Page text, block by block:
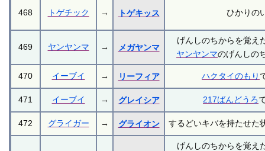
468 トゲチック → トゲキッス ひかりの
469 ヤンヤンマ → メガヤンマ
げんしのちからを覚え
ヤンヤンマのげんしの
470 イーブイ → リーフィア ハクタイのもり
471 イーブイ → グレイシア 217ばんどうろ
472 グライガー → グライオン するどいキバを持たせた
げんしのちからを覚え